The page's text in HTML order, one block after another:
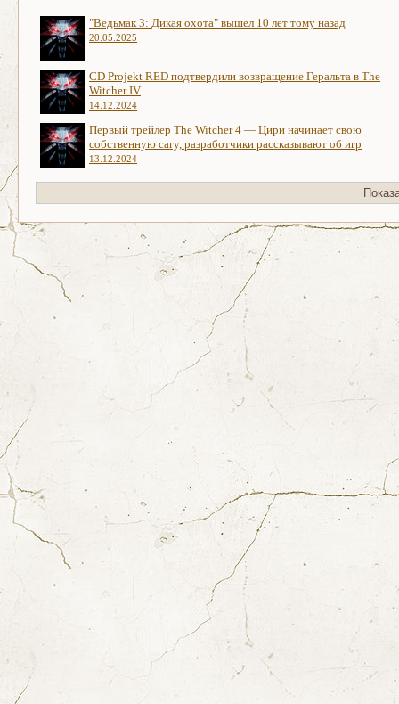
"Ведьмак 3: Дикая охота" вышел 10 лет тому назад
20.05.2025
CD Projekt RED подтвердили возвращение Геральта в The
Witcher IV
14.12.2024
Первый трейлер The Witcher 4 — Цири начинает свою
собственную сагу, разработчики рассказывают об игр
13.12.2024